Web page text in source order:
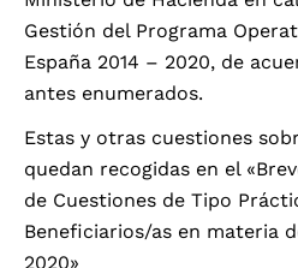
Gestión del Programa
España 2014 – 2020, de
antes enumerados.
Estas y otras cuestiones
quedan recogidas en el
de Cuestiones de Tipo
Beneficiarios/as en materia
2020»